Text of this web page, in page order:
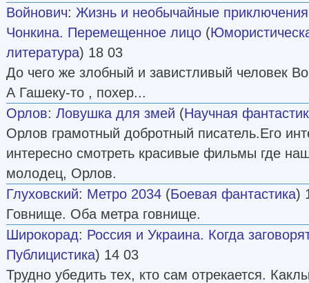
Войнович: Жизнь и необычайные
Чонкина. Перемещенное лицо (
литература) 18 03
До чего же злобный и завистливый человек
А Гашеку-то , похер...
Орлов: Ловушка для змей (Научная
Орлов грамотный добротный писатель.Его
интересно смотреть красивые фильмы где
молодец, Орлов.
Глуховский: Метро 2034 (Боевая фантастика)
Говнище. Оба метра говнище.
Широкорад: Россия и Украина. Когда
Публицистика) 14 03
Трудно убедить тех, кто сам отрекается.